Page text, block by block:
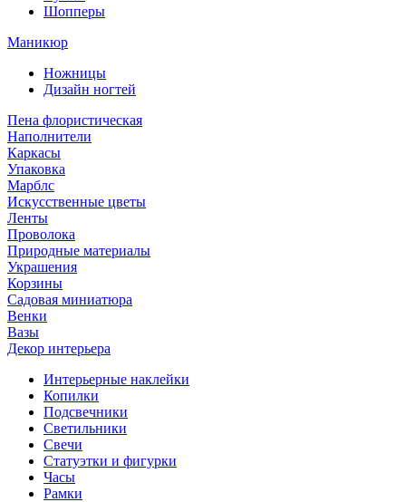
Шопперы
Маникюр
Ножницы
Дизайн ногтей
Пена флористическая
Наполнители
Каркасы
Упаковка
Марблс
Искусственные цветы
Ленты
Проволока
Природные материалы
Украшения
Корзины
Садовая миниатюра
Венки
Вазы
Декор интерьера
Интерьерные наклейки
Копилки
Подсвечники
Светильники
Свечи
Статуэтки и фигурки
Часы
Рамки